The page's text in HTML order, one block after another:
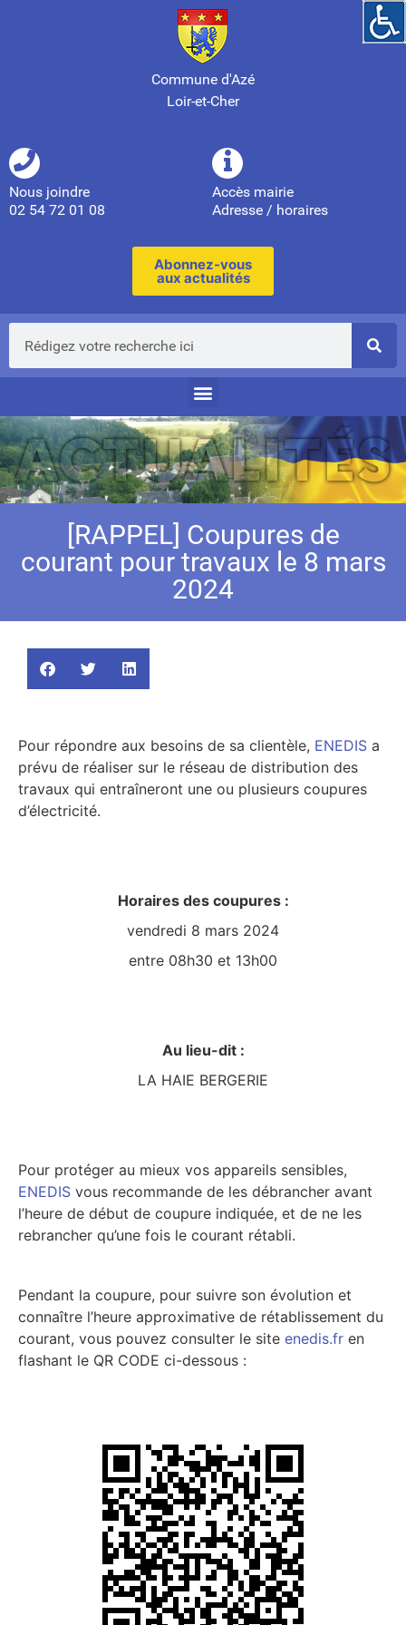
Commune d'Azé
Loir-et-Cher
Nous joindre
02 54 72 01 08
Accès mairie
Adresse / horaires
Abonnez-vous
aux actualités
[RAPPEL] Coupures de
courant pour travaux le 8 mars
2024
Pour répondre aux besoins de sa clientèle, ENEDIS a
prévu de réaliser sur le réseau de distribution des
travaux qui entraîneront une ou plusieurs coupures
d’électricité.
Horaires des coupures :
vendredi 8 mars 2024
entre 08h30 et 13h00
Au lieu-dit :
LA HAIE BERGERIE
Pour protéger au mieux vos appareils sensibles,
ENEDIS vous recommande de les débrancher avant
l’heure de début de coupure indiquée, et de ne les
rebrancher qu’une fois le courant rétabli.
Pendant la coupure, pour suivre son évolution et
connaître l’heure approximative de rétablissement du
courant, vous pouvez consulter le site enedis.fr en
flashant le QR CODE ci-dessous :